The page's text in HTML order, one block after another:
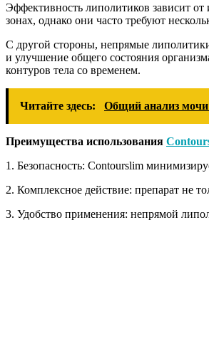
Эффективность липолитиков зависит
зонах, однако они часто требуют
С другой стороны, непрямые
и улучшение общего состояния
контуров тела со временем.
Читайте здесь: Общий анализ
Преимущества использования
1. Безопасность: Contourslim
2. Комплексное действие: препарат не
3. Удобство применения: непрямой